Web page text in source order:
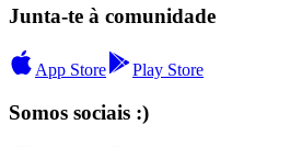
Junta-te à comunidade
App Store Play Store
Somos sociais :)